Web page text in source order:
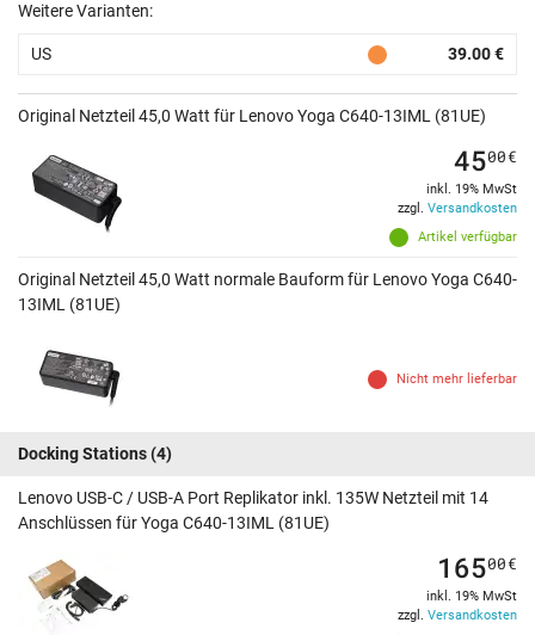
Weitere Varianten:
US 39.00 €
Original Netzteil 45,0 Watt für Lenovo Yoga C640-13IML (81UE)
Artikel verfügbar
4500€
inkl. 19% MwSt
zzgl. Versandkosten
Original Netzteil 45,0 Watt normale Bauform für Lenovo Yoga C640-
13IML (81UE)
Nicht mehr lieferbar
Docking Stations(4)
Lenovo USB-C / USB-A Port Replikator inkl. 135W Netzteil mit 14
Anschlüssen für Yoga C640-13IML (81UE)
16500€
inkl. 19% MwSt
zzgl. Versandkosten